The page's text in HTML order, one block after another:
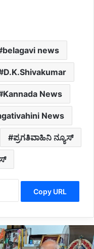
belagavi news
D.K.Shivakumar
Kannada News
News
ಪ್ರಗತಿವಾಹಿನಿ ನ್ಯೂಸ್
Copy URL